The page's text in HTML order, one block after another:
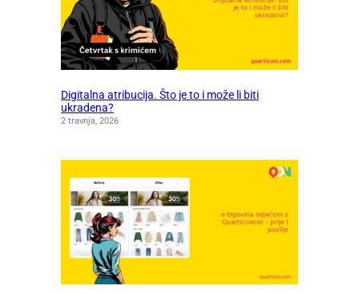
Digitalna atribucija. Što je to i može li biti
ukradena?
2 travnja, 2026